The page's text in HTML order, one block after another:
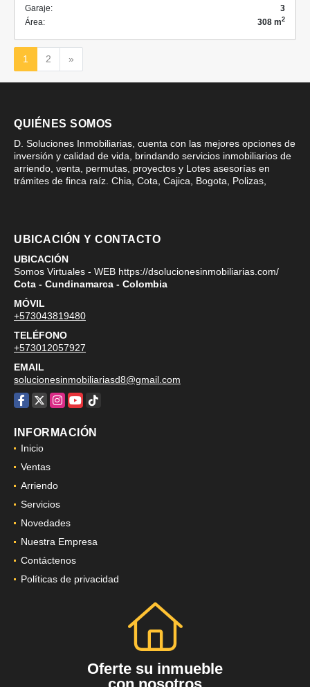
Garaje:
3
Área:
308 m2
1 2 »
QUIÉNES SOMOS
D. Soluciones Inmobiliarias, cuenta con las mejores opciones de
inversión y calidad de vida, brindando servicios inmobiliarios de
arriendo, venta, permutas, proyectos y Lotes asesorías en
trámites de finca raíz. Chia, Cota, Cajica, Bogota, Polizas,
UBICACIÓN Y CONTACTO
UBICACIÓN
Somos Virtuales - WEB https://dsolucionesinmobiliarias.com/
Cota - Cundinamarca - Colombia
MÓVIL
+573043819480
TELÉFONO
+573012057927
EMAIL
solucionesinmobiliariasd8@gmail.com
Facebook
X Instagram
YouTube
TikTok
INFORMACIÓN
Inicio
Ventas
Arriendo
Servicios
Novedades
Nuestra Empresa
Contáctenos
Políticas de privacidad
Oferte su inmueble